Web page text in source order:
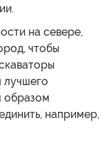
на севере,
чтобы
лучшего
образом
например,